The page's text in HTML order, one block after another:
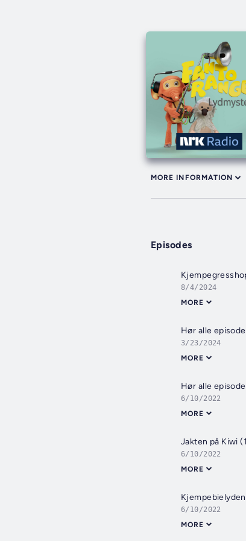
MORE INFORMATION
Episodes
8/4/2024
MORE
Hør alle
3/23/2024
MORE
Hør alle
6/10/2022
MORE
Jakten på Kiwi
6/10/2022
MORE
6/10/2022
MORE